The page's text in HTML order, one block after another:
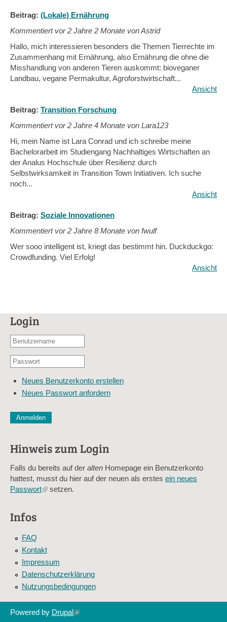
Beitrag: (Lokale) Ernährung
Kommentiert vor2 Jahre 2 Monate von Astrid
Hallo, mich interessieren besonders die Themen Tierrechte im
Zusammenhang mit Ernährung, also Ernährung die ohne die
Misshandlung von anderen Tieren auskommt: bioveganer
Landbau, vegane Permakultur, Agroforstwirtschaft...
Ansicht
Beitrag: Transition Forschung
Kommentiert vor2 Jahre 4 Monate von Lara123
Hi, mein Name ist Lara Conrad und ich schreibe meine
Bachelorarbeit im Studiengang Nachhaltiges Wirtschaften an
der Analus Hochschule über Resilienz durch
Selbstwirksamkeit in Transition Town Initiativen. Ich suche
noch...
Ansicht
Beitrag: Soziale Innovationen
Kommentiert vor2 Jahre 8 Monate von fwulf
Wer sooo intelligent ist, kriegt das bestimmt hin. Duckduckgo:
Crowdfunding. Viel Erfolg!
Ansicht
Login
Benutzername
E-
Adresse
Passwort
Neues Benutzerkonto erstellen
Neues Passwort anfordern
Diese Sicherheitsfrage überprüft, ob Sie ein menschlicher
Sag mir nicht, wie viele Sternlein stehen
Hinweis zum Login
Falls du bereits auf der alten Homepage ein Benutzerkonto
hattest, musst du hier auf der neuen als erstes ein neues
Passwort(linksetzen.
Infos
FAQ
Kontakt
Impressum
Datenschutzerklärung
Nutzungsbedingungen
Powered by Drupal(link